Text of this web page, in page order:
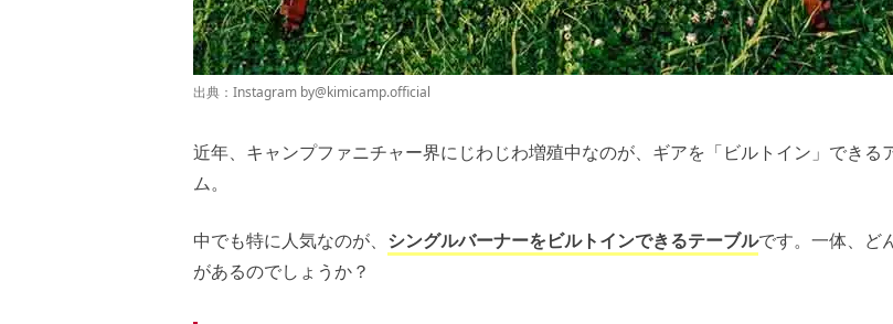
出典：Instagram by@kimicamp.official
近年、キャンプファニチャー界にじわじわ増殖中なのが、ギアを「ビルトイン」できる
ム。
中でも特に人気なのが、 シングルバーナーをビルトインできるテーブルです。一体、ど
があるのでしょうか？